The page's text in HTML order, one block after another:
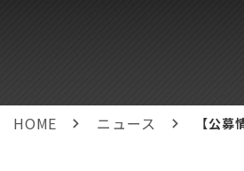
HOME ニュース 【公